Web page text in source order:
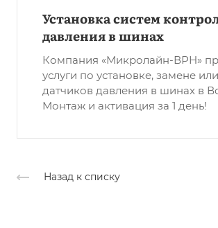
Установка систем
давления в шинах
Компания «Микролайн-ВРН»
услуги по установке, замене
датчиков давления в шинах в
Монтаж и активация за 1 день!
Назад к списку